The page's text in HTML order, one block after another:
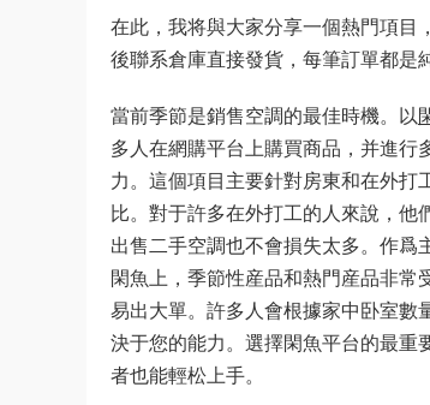
在此，我将與大家分享一個熱門項目
後聯系倉庫直接發貨，每筆訂單都是
當前季節是銷售空調的最佳時機。以
多人在網購平台上購買商品，并進
力。這個項目主要針對房東和在外
比。對于許多在外打工的人來說，
出售二手空調也不會損失太多。作爲
閑魚上，季節性産品和熱門産品非
易出大單。許多人會根據家中卧室數
決于您的能力。選擇閑魚平台的最重
者也能輕松上手。